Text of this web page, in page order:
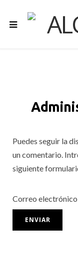
Puedes seguir la
un comentario.
siguiente
Correo electrónico